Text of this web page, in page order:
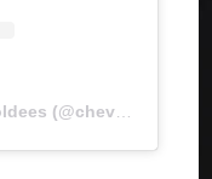
Un post condiviso da moldee’oldees (@chevy_metal)